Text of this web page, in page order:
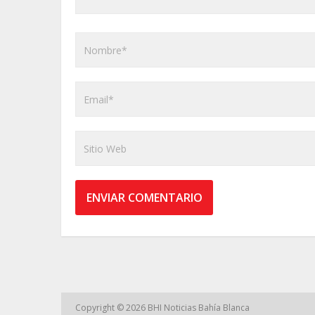
Copyright © 2026 BHI Noticias Bahía Blanca